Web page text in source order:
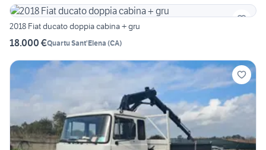
2018 Fiat ducato doppia cabina + gru
18.000 €Quartu Sant'Elena (CA)